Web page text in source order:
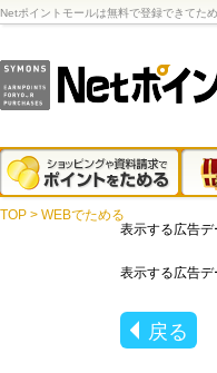
Netポイントモールは無料で登録できてた
TOP > WEBでためる
表示する広告デ
表示する広告デ
戻る